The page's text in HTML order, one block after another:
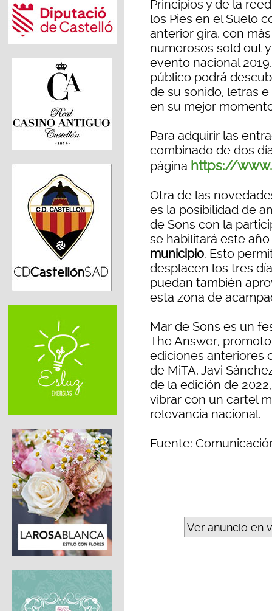
Principios y de la
los Pies en el Suelo
anterior gira, con
numerosos sold out
evento nacional
público podrá
de su sonido, letras
en su mejor
Para adquirir las
combinado de dos
página https://
Otra de las
es la posibilidad de
de Sons con la
se habilitará este año
municipio. Esto
desplacen los tres
puedan también
esta zona de
Mar de Sons es un
The Answer,
ediciones anteriores
de MiTA, Javi
de la edición de
vibrar con un cartel
relevancia nacional.
Fuente:
Ver anuncio en